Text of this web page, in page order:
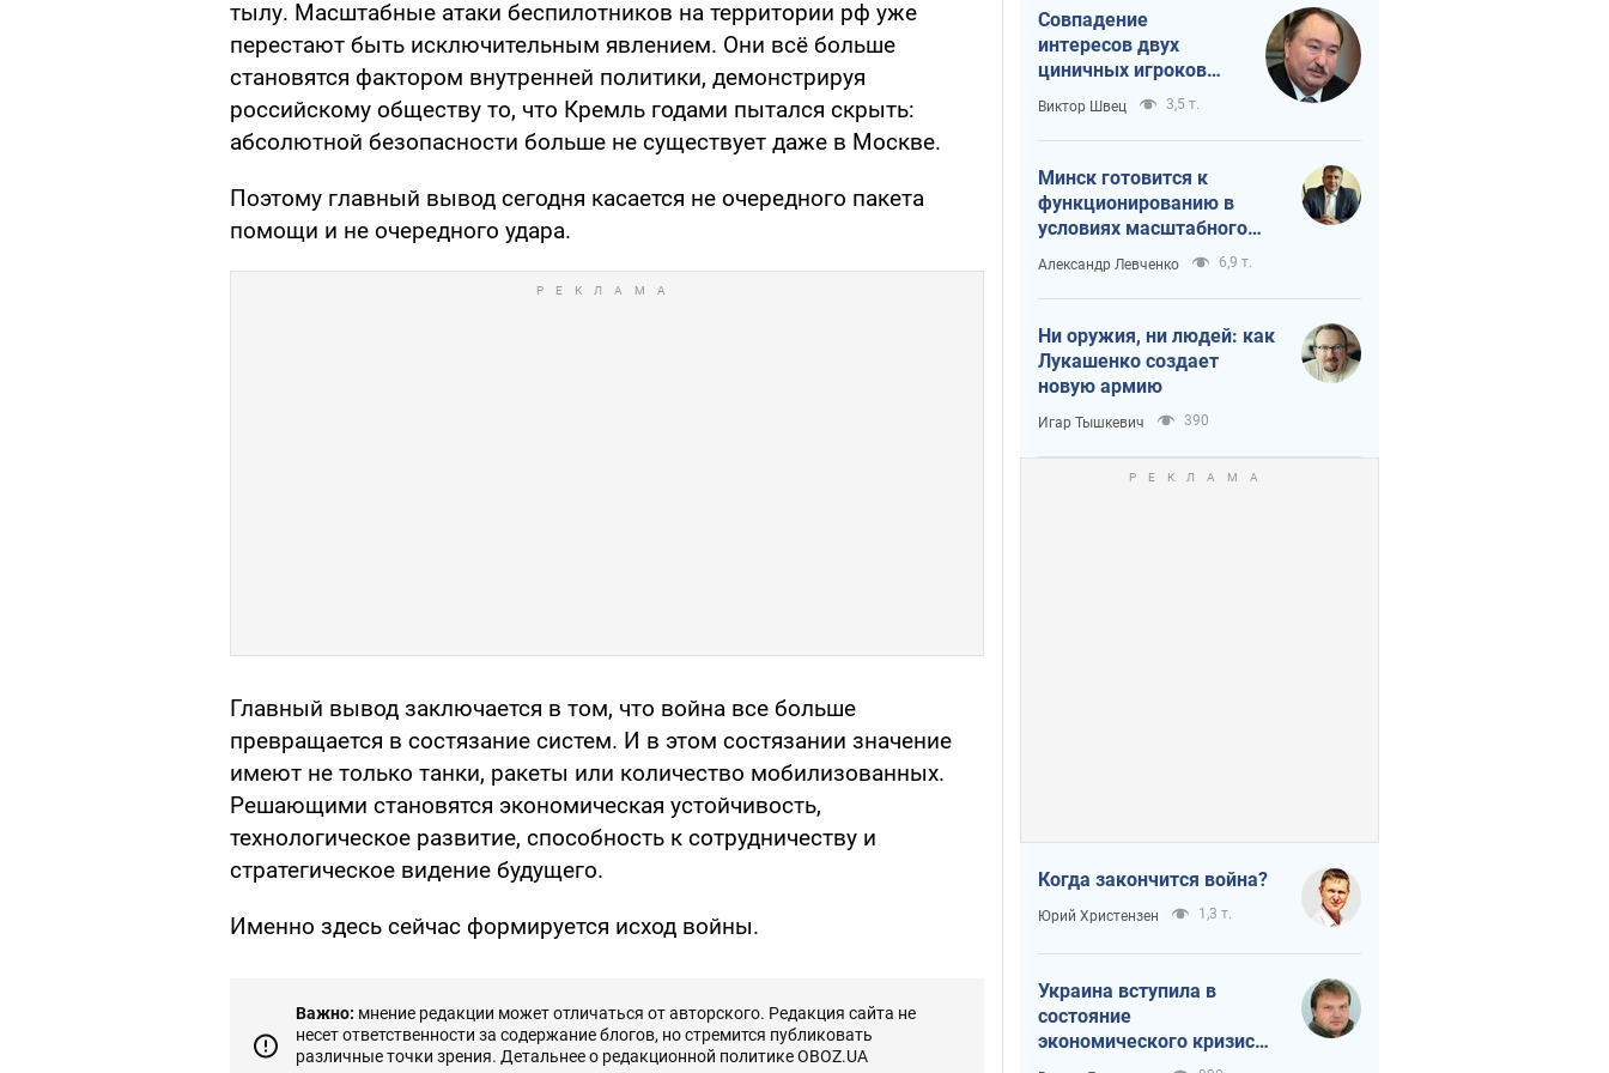
тылу. Масштабные атаки беспилотников на территории рф уже
перестают быть исключительным явлением. Они всё больше
становятся фактором внутренней политики, демонстрируя
российскому обществу то, что Кремль годами пытался скрыть:
абсолютной безопасности больше не существует даже в Москве.
Поэтому главный вывод сегодня касается не очередного пакета
помощи и не очередного удара.
Главный вывод заключается в том, что война все больше
превращается в состязание систем. И в этом состязании значение
имеют не только танки, ракеты или количество мобилизованных.
Решающими становятся экономическая устойчивость,
технологическое развитие, способность к сотрудничеству и
стратегическое видение будущего.
Именно здесь сейчас формируется исход войны.
Важно: мнение редакции может отличаться от авторского. Редакция сайта не
несет ответственности за содержание блогов, но стремится публиковать
различные точки зрения. Детальнее о редакционной политике OBOZ.UA
Совпадение
интересов двух
циничных игроков
или тайный план
Трампа и Путина?
Виктор Швец 3,5 т.
Минск готовится к
функционированию в
условиях масштабного
военного кризиса
Александр Левченко 6,9 т.
Ни оружия, ни людей: как
Лукашенко создает
новую армию
Игар Тышкевич 390
Когда закончится война?
Юрий Христензен 1,3 т.
Украина вступила в
состояние
экономического кризиса.
Есть ли свет в конце